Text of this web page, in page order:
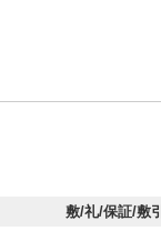
敷/礼/保証/敷